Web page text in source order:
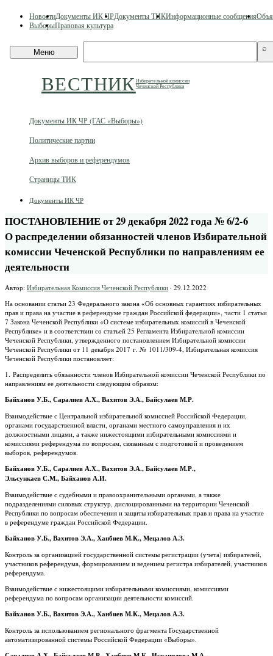
content
НовостиДокументы ИК ЧРДокументы ТИКИнформационные сообщения
ВыборыПравовая культура
Меню
ВЕСТНИКИзбирательной комиссии
Чеченской Республики
сайту
⌕
Документы ИК ЧР (ГАС «Выборы»)
Политические партии
Архив выборов и референдумов
Страницы ТИК
Документы ИК ЧР
ПОСТАНОВЛЕНИЕ от 29 декабря 2022 года № 6/2-6
О распределении обязанностей членов Избирательной
комиссии Чеченской Республики по направлениям ее
деятельности
Автор: Избирательная Комиссия Чеченской Республики · 29.12.2022
На основании статьи 23 Федерального закона «Об основных гарантиях избирательных
прав и права на участие в референдуме граждан Российской федерации», части 1 статьи
7 Закона Чеченской Республики «О системе избирательных комиссий в Чеченской
Республике» и в соответствии со статьей 25 Регламента Избирательной комиссии
Чеченской Республики, утвержденного постановлением Избирательной комиссии
Чеченской Республики от 11 декабря 2017 г. № 1011/309-4, Избирательная комиссия
Чеченской Республики постановляет:
1. Распределить обязанности членов Избирательной комиссии Чеченской Республики по
направлениям ее деятельности следующим образом:
Байханов У.Б., Саралиев А.Х., Вахитов Э.А., Байсулаев М.Р.
Взаимодействие с Центральной избирательной комиссией Российской Федерации,
органами государственной власти, органами местного самоуправления и их
должностными лицами, а также нижестоящими избирательными комиссиями и
комиссиями референдума по вопросам, связанным с подготовкой и проведением
выборов, референдумов.
Байханов У.Б., Саралиев А.Х., Вахитов Э.А., Байсулаев М.Р.,
Эльсункаев С.М., Байханов А.И.
Взаимодействие с судебными и правоохранительными органами, а также
подразделениями силовых структур, дислоцированными на территории Чеченской
Республики по вопросам обеспечения и защиты избирательных прав и права на участие
в референдуме граждан Российской Федерации.
Байханов У.Б., Вахитов Э.А., Ханбиев М.К., Мецалов А.З.
Контроль за организацией государственной системы регистрации (учета) избирателей,
участников референдума, формированием и ведением регистра избирателей, участников
референдума.
Взаимодействие с нижестоящими избирательными комиссиями, комиссиями
референдума по вопросам организации деятельности комиссий.
Байханов У.Б., Вахитов Э.А., Ханбиев М.К., Мецалов А.З.
Контроль за использованием регионального фрагмента Государственной
автоматизированной системы Российской Федерации «Выборы».